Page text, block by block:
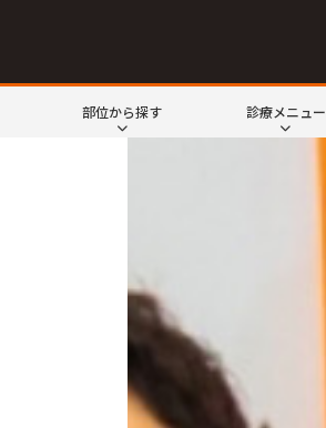
部位から探す 診療メニュー